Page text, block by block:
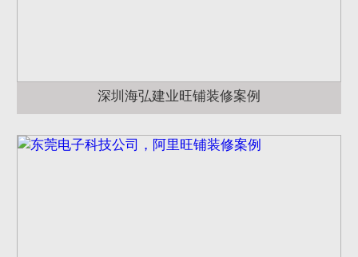
深圳海弘建业旺铺装修案例